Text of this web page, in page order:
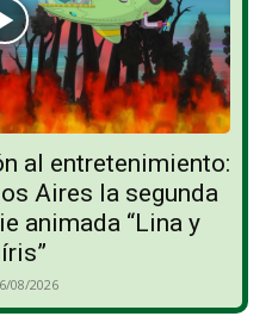
al entretenimiento:
Aires la segunda
animada “Lina y
08/2026